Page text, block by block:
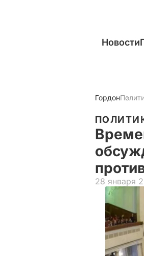
Новости
Гордон
28 января